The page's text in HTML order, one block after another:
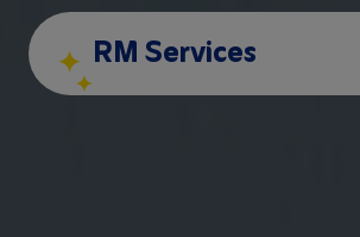
RM Services
Panneau de gestion des cookies